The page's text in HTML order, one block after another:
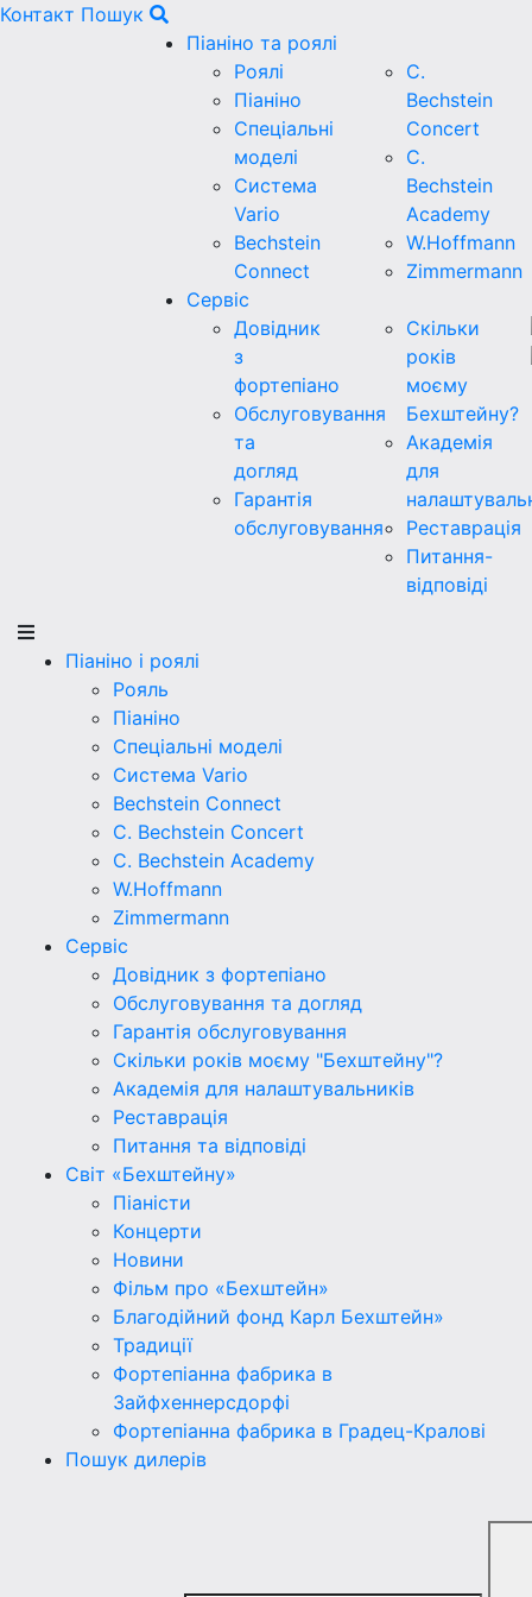
Контакт Пошук
Піаніно та роялі
Роялі
Піаніно
Спеціальні
моделі
Система
Vario
Bechstein
Connect
C.
Bechstein
Concert
C.
Bechstein
Academy
W.Hoffmann
Zimmermann
Сервіс
Довідник
з
фортепіано
Обслуговування
та
догляд
Гарантія
обслуговування
Скільки
років
моєму
Бехштейну?
Академія
для
Реставрація
Питання-
відповіді
Піаніно і роялі
Рояль
Піаніно
Спеціальні моделі
Система Vario
Bechstein Connect
C. Bechstein Concert
C. Bechstein Academy
W.Hoffmann
Zimmermann
Сервіс
Довідник з фортепіано
Обслуговування та догляд
Гарантія обслуговування
Скільки років моєму "Бехштейну"?
Академія для налаштувальників
Реставрація
Питання та відповіді
Світ «Бехштейну»
Піаністи
Концерти
Новини
Фільм про «Бехштейн»
Благодійний фонд Карл Бехштейн»
Традиції
Фортепіанна фабрика в
Зайфхеннерсдорфi
Фортепіанна фабрика в Градец-Краловi
Пошук дилерів